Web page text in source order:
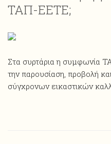
ΤΑΠ-ΕΕΤΕ;
Στα συρτάρια η συμφωνία
την παρουσίαση, προβολή
σύγχρονων εικαστικών